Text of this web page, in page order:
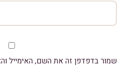
שמור בדפדפן זה את השם, האימייל